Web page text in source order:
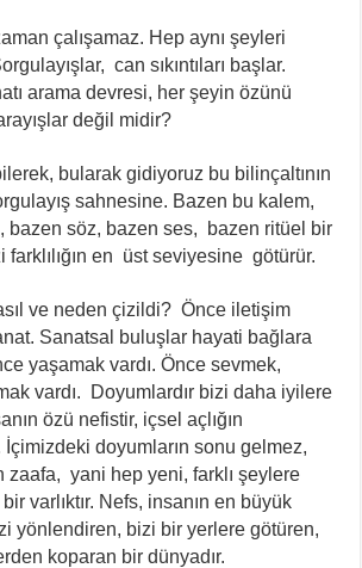
çalışamaz. Hep aynı şeyleri
can sıkıntıları başlar.
arama devresi, her şeyin özünü
değil midir?
bularak gidiyoruz bu bilinçaltının
sahnesine. Bazen bu kalem,
bazen söz, bazen ses, bazen ritüel bir
farklılığın en üst seviyesine götürür.
ve neden çizildi? Önce iletişim
Sanatsal buluşlar hayati bağlara
yaşamak vardı. Önce sevmek,
vardı. Doyumlardır bizi daha iyilere
özü nefistir, içsel açlığın
İçimizdeki doyumların sonu gelmez,
zaafa, yani hep yeni, farklı şeylere
varlıktır. Nefs, insanın en büyük
yönlendiren, bizi bir yerlere götüren,
koparan bir dünyadır.